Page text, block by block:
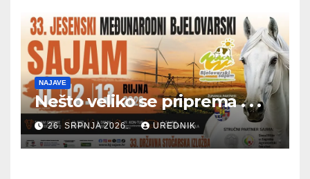
NAJAVE
Nešto veliko se priprema . . .
26. SRPNJA 2026. UREDNIK